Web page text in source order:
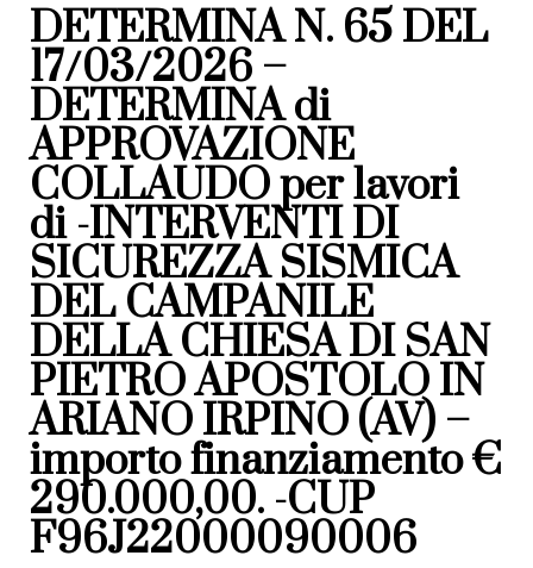
DETERMINA N. 65 DEL
17/03/2026 –
DETERMINA di
APPROVAZIONE
COLLAUDO per lavori
di -INTERVENTI DI
SICUREZZA SISMICA
DEL CAMPANILE
DELLA CHIESA DI SAN
PIETRO APOSTOLO IN
ARIANO IRPINO (AV) –
importo finanziamento €
290.000,00. -CUP
F96J22000090006